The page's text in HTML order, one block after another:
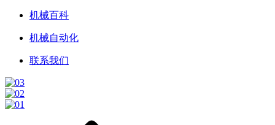
机械百科
机械自动化
联系我们